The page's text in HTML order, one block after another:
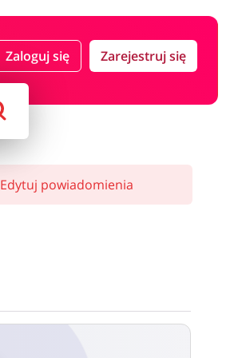
Zaloguj się Zarejestruj się
Edytuj powiadomienia